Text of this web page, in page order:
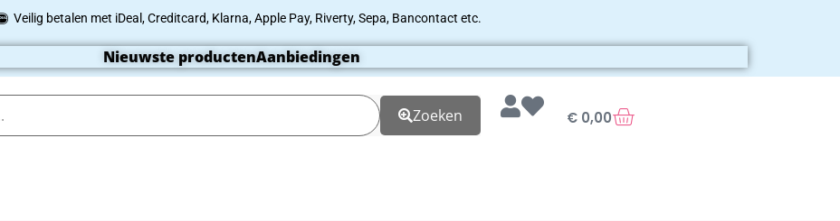
Veilig betalen met iDeal, Creditcard, Klarna, Apple Pay, Riverty, Sepa, Bancontact etc.
Nieuwste productenAanbiedingen
Zoeken € 0,00